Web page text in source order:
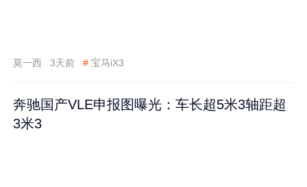
莫一西 3天前 # 宝马iX3
奔驰国产VLE申报图曝光：车长超5米3轴距超
3米3